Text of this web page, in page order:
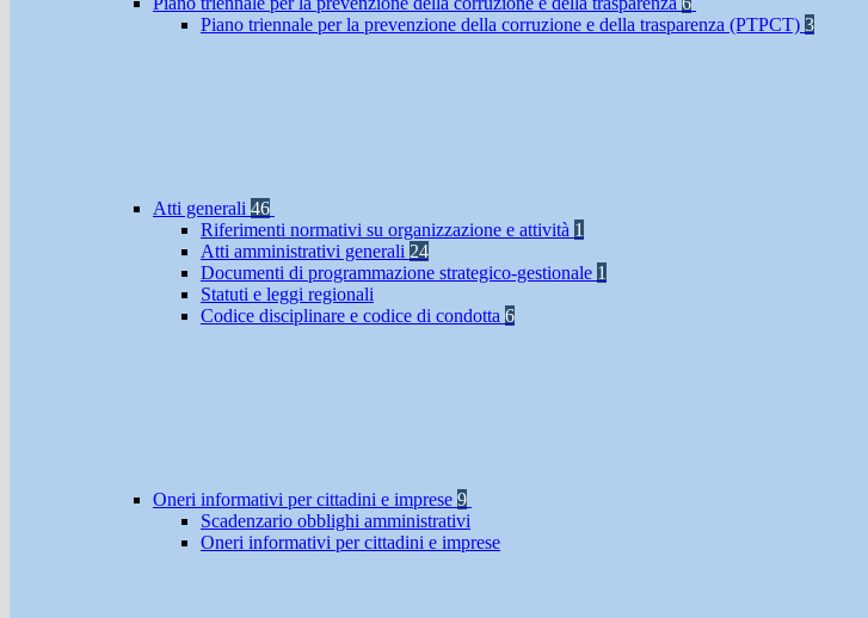
Piano triennale per la prevenzione della corruzione e della trasparenza (PTPCT) 3
Atti generali 46
Riferimenti normativi su organizzazione e attività 1
Atti amministrativi generali 24
Documenti di programmazione strategico-gestionale 1
Statuti e leggi regionali
Codice disciplinare e codice di condotta 6
Oneri informativi per cittadini e imprese 9
Scadenzario obblighi amministrativi
Oneri informativi per cittadini e imprese